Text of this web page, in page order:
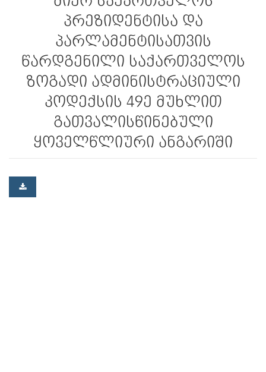
პრეზიდენტისა და
პარლამენტისათვის
წარდგენილი საქართველოს
ზოგადი ადმინისტრაციული
კოდექსის 49­ე მუხლით
გათვალისწინებული
ყოველწლიური ანგარიში